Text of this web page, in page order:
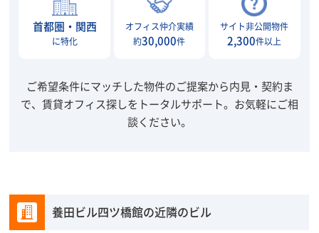
首都圏・関西
に特化
オフィス仲介実績
約30,000件
サイト非公開物件
2,300件以上
ご希望条件にマッチした物件のご提案から内見・契約ま
で、賃貸オフィス探しをトータルサポート。 お気軽にご相
談ください。
養田ビル四ツ橋館の近隣のビル